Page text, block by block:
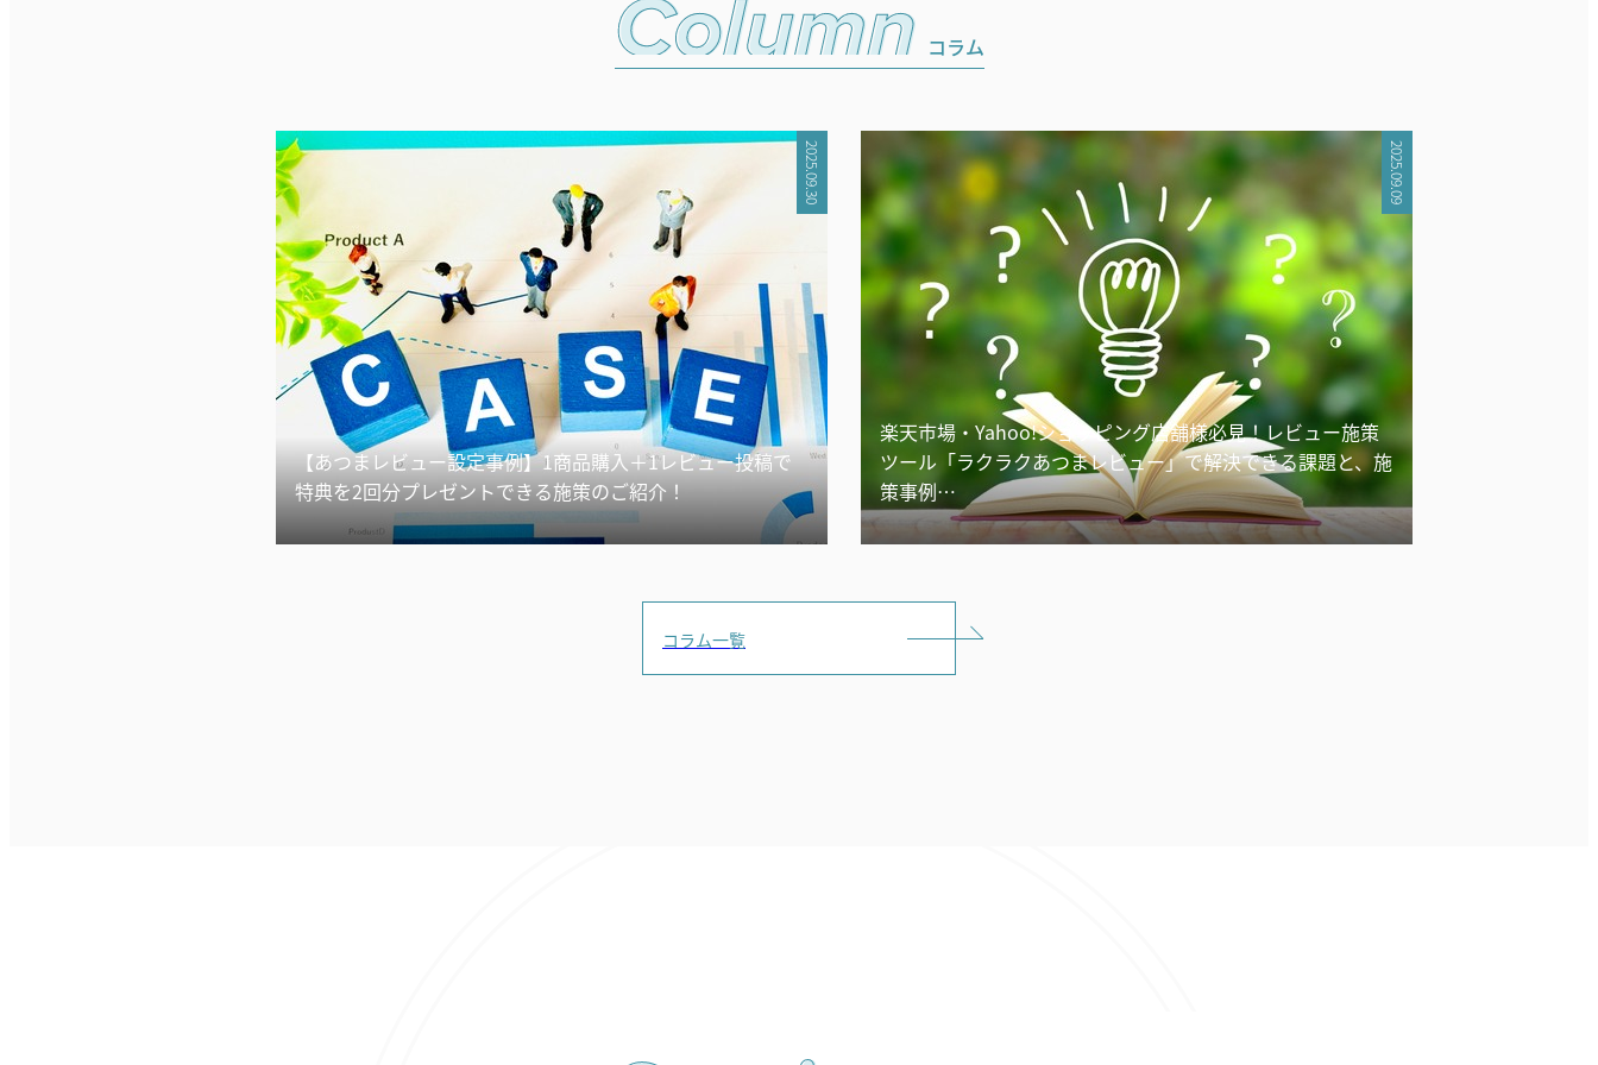
コラム
【あつまレビュー設定事例】1商品購入＋1レビュー投稿で
特典を2回分プレゼントできる施策のご紹介！
2025.09.30
楽天市場・Yahoo!ショッピング店舗様必見！レビュー施策
ツール「ラクラクあつまレビュー」で解決できる課題と、施
策事例…
2025.09.09
コラム一覧